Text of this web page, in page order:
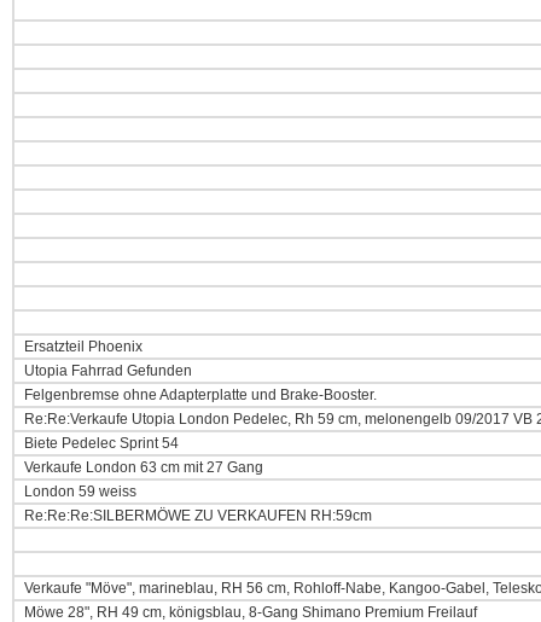
Ersatzteil Phoenix
Utopia Fahrrad Gefunden
Felgenbremse ohne Adapterplatte und Brake-Booster.
Re:Re:Verkaufe Utopia London Pedelec, Rh 59 cm, melonengelb 09/2017 VB
Biete Pedelec Sprint 54
Verkaufe London 63 cm mit 27 Gang
London 59 weiss
Re:Re:Re:SILBERMÖWE ZU VERKAUFEN RH:59cm
Verkaufe "Möve", marineblau, RH 56 cm, Rohloff-Nabe, Kangoo-Gabel,
Möwe 28", RH 49 cm, königsblau, 8-Gang Shimano Premium Freilauf